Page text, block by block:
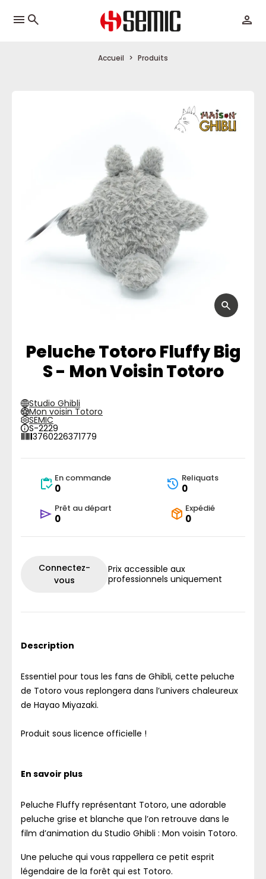
menu
Accueil Produits
Peluche Totoro Fluffy Big
S - Mon Voisin Totoro
Studio Ghibli
Mon voisin Totoro
SEMIC
S-2229
3760226371779
En commande
0
Reliquats
0
Prêt au départ
0
Expédié
0
Connectez-
vous
Prix accessible aux
professionnels uniquement
Description
Essentiel pour tous les fans de Ghibli, cette peluche
de Totoro vous replongera dans l’univers chaleureux
de Hayao Miyazaki.
Produit sous licence officielle !
En savoir plus
Peluche Fluffy représentant Totoro, une adorable
peluche grise et blanche que l’on retrouve dans le
film d’animation du Studio Ghibli : Mon voisin Totoro.
Une peluche qui vous rappellera ce petit esprit
légendaire de la forêt qui est Totoro.